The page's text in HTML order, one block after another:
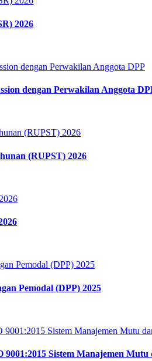
2026
dengan Perwakilan Anggota
(RUPST) 2026
Pemodal (DPP) 2025
Sistem Manajemen